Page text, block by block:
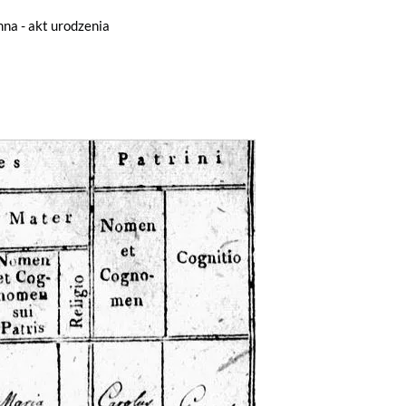
- akt urodzenia